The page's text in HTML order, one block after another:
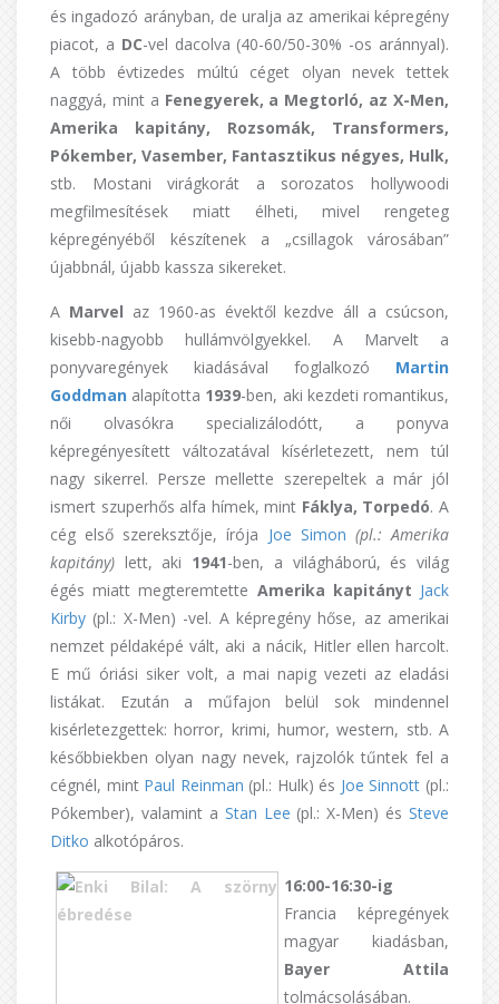
és ingadozó arányban, de uralja az amerikai képregény
piacot, a DC-vel dacolva (40-60/50-30% -os aránnyal).
A több évtizedes múltú céget olyan nevek tettek
naggyá, mint a Fenegyerek, a Megtorló, az X-Men,
Amerika kapitány, Rozsomák, Transformers,
Pókember, Vasember, Fantasztikus négyes, Hulk,
stb. Mostani virágkorát a sorozatos hollywoodi
megfilmesítések miatt élheti, mivel rengeteg
képregényéből készítenek a „csillagok városában”
újabbnál, újabb kassza sikereket.
A Marvel az 1960-as évektől kezdve áll a csúcson,
kisebb-nagyobb hullámvölgyekkel. A Marvelt a
ponyvaregények kiadásával foglalkozó Martin
Goddman alapította 1939-ben, aki kezdeti romantikus,
női olvasókra specializálodótt, a ponyva
képregényesített változatával kísérletezett, nem túl
nagy sikerrel. Persze mellette szerepeltek a már jól
ismert szuperhős alfa hímek, mint Fáklya, Torpedó. A
cég első szereksztője, írója Joe Simon (pl.: Amerika
kapitány) lett, aki 1941-ben, a világháború, és világ
égés miatt megteremtette Amerika kapitányt Jack
Kirby (pl.: X-Men) -vel. A képregény hőse, az amerikai
nemzet példaképé vált, aki a nácik, Hitler ellen harcolt.
E mű óriási siker volt, a mai napig vezeti az eladási
listákat. Ezután a műfajon belül sok mindennel
kisérletezgettek: horror, krimi, humor, western, stb. A
későbbiekben olyan nagy nevek, rajzolók tűntek fel a
cégnél, mint Paul Reinman (pl.: Hulk) és Joe Sinnott (pl.:
Pókember), valamint a Stan Lee (pl.: X-Men) és Steve
Ditko alkotópáros.
16:00-16:30-ig
Francia képregények
magyar kiadásban,
Bayer Attila
tolmácsolásában.